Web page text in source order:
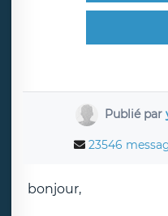
Publié par
23546
bonjour,